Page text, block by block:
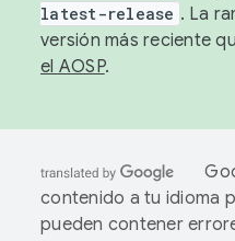
latest-release . La
versión más reciente
el AOSP.
contenido a tu idioma
pueden contener